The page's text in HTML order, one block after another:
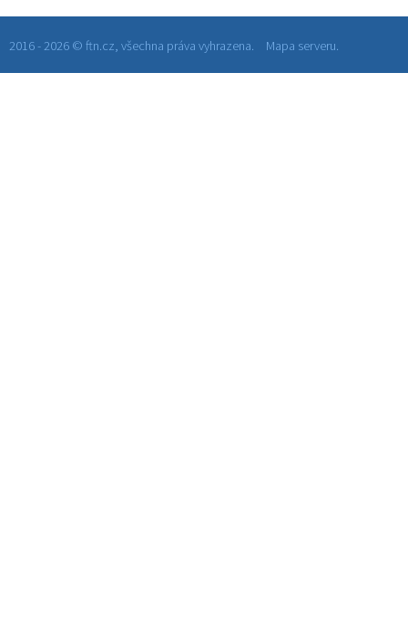
2016 - 2026 © ftn.cz, všechna práva vyhrazena. Mapa serveru.